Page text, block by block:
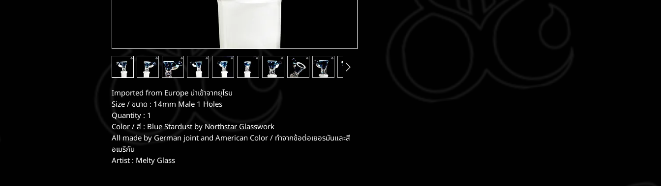
Imported from Europe นำเข้าจากยุโรบ
Size / ขนาด : 14mm Male 1 Holes
Quantity : 1
Color / สี : Blue Stardust by Northstar Glasswork
All made by German joint and American Color / ทำจากข้อต่อเยอรมันและสี
อเมริกัน
Artist : Melty Glass